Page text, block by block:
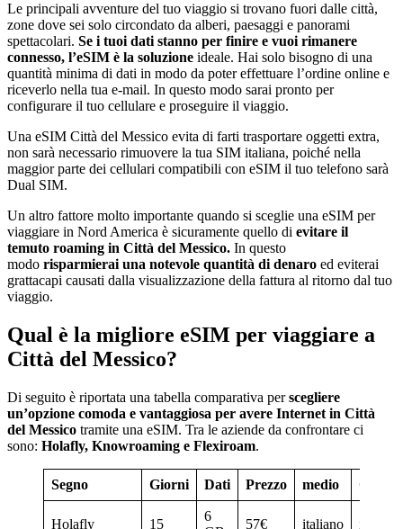
Le principali avventure del tuo viaggio si trovano fuori dalle città,
zone dove sei solo circondato da alberi, paesaggi e panorami
spettacolari. Se i tuoi dati stanno per finire e vuoi rimanere
connesso, l’eSIM è la soluzione ideale. Hai solo bisogno di una
quantità minima di dati in modo da poter effettuare l’ordine online e
riceverlo nella tua e-mail. In questo modo sarai pronto per
configurare il tuo cellulare e proseguire il viaggio.
Una eSIM Città del Messico evita di farti trasportare oggetti extra,
non sarà necessario rimuovere la tua SIM italiana, poiché nella
maggior parte dei cellulari compatibili con eSIM il tuo telefono sarà
Dual SIM.
Un altro fattore molto importante quando si sceglie una eSIM per
viaggiare in Nord America è sicuramente quello di evitare il
temuto roaming in Città del Messico. In questo
modo risparmierai una notevole quantità di denaro ed eviterai
grattacapi causati dalla visualizzazione della fattura al ritorno dal tuo
viaggio.
Qual è la migliore eSIM per viaggiare a
Città del Messico?
Di seguito è riportata una tabella comparativa perscegliere
un’opzione comoda e vantaggiosa per avere Internet in Città
del Messico tramite una eSIM. Tra le aziende da confrontare ci
sono: Holafly, Knowroaming e Flexiroam.
Segno Giorni Dati Prezzo medio
Holafly 15
6
57€ italiano iOS/